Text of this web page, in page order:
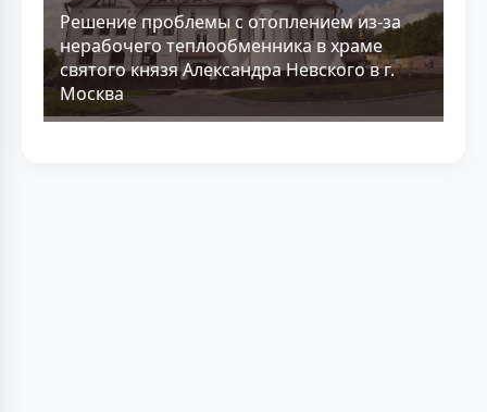
Решение проблемы с отоплением из-за
нерабочего теплообменника в храме
святого князя Александра Невского в г.
Москва